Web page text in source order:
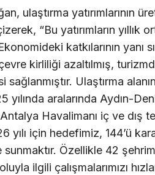
ulaştırma yatırımlarının
“Bu yatırımların
katkılarının yanı
kirliliği azaltılmış,
Ulaştırma
yılında aralarında Aydın-
Havalimanı iç ve dış
yılı için hedefimiz, 144’ü
sunmaktır. Özellikle 42
ilgili çalışmalarımızı